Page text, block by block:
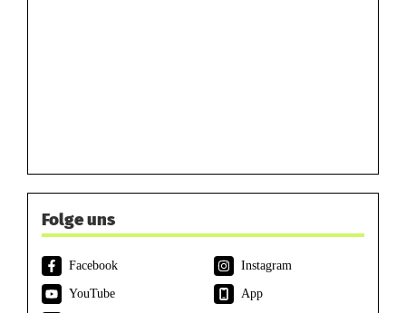
Folge uns
Facebook
Instagram
YouTube
App